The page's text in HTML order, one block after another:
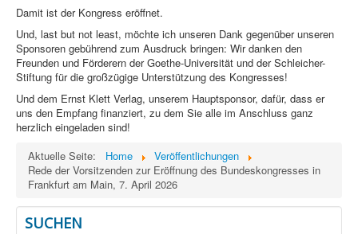
Damit ist der Kongress eröffnet.
Und, last but not least, möchte ich unseren Dank gegenüber unseren
Sponsoren gebührend zum Ausdruck bringen: Wir danken den
Freunden und Förderern der Goethe-Universität und der Schleicher-
Stiftung für die großzügige Unterstützung des Kongresses!
Und dem Ernst Klett Verlag, unserem Hauptsponsor, dafür, dass er
uns den Empfang finanziert, zu dem Sie alle im Anschluss ganz
herzlich eingeladen sind!
Aktuelle Seite:
Home
Veröffentlichungen
Rede der Vorsitzenden zur Eröffnung des Bundeskongresses in
Frankfurt am Main, 7. April 2026
SUCHEN